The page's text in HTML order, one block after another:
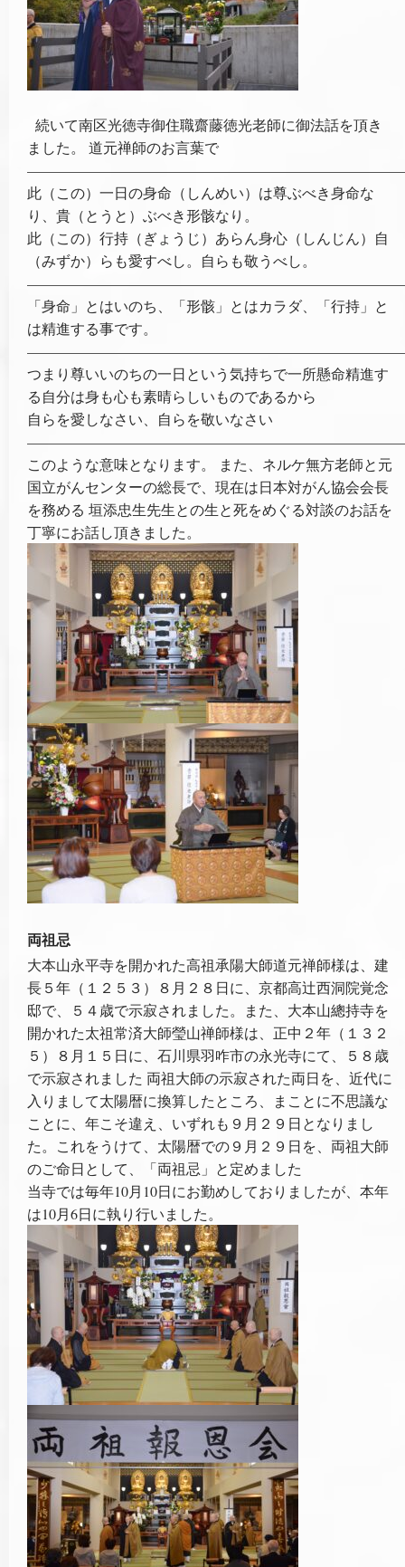
続いて南区光徳寺御住職齋藤徳光老師に御法話を頂き
ました。 道元禅師のお言葉で
此（この）一日の身命（しんめい）は尊ぶべき身命な
り、貴（とうと）ぶべき形骸なり。
此（この）行持（ぎょうじ）あらん身心（しんじん）自
（みずか）らも愛すべし。自らも敬うべし。
「身命」とはいのち、「形骸」とはカラダ、「行持」と
は精進する事です。
つまり尊いいのちの一日という気持ちで一所懸命精進す
る自分は身も心も素晴らしいものであるから
自らを愛しなさい、自らを敬いなさい
このような意味となります。 また、ネルケ無方老師と元
国立がんセンターの総長で、現在は日本対がん協会会長
を務める 垣添忠生先生との生と死をめぐる対談のお話を
丁寧にお話し頂きました。
両祖忌
大本山永平寺を開かれた高祖承陽大師道元禅師様は、建
長５年（１２５３）８月２８日に、京都高辻西洞院覚念
邸で、５４歳で示寂されました。また、大本山總持寺を
開かれた太祖常済大師瑩山禅師様は、正中２年（１３２
５）８月１５日に、石川県羽咋市の永光寺にて、５８歳
で示寂されました 両祖大師の示寂された両日を、近代に
入りまして太陽暦に換算したところ、まことに不思議な
ことに、年こそ違え、いずれも９月２９日となりまし
た。これをうけて、太陽暦での９月２９日を、両祖大師
のご命日として、「両祖忌」と定めました
当寺では毎年10月10日にお勤めしておりましたが、本年
は10月6日に執り行いました。